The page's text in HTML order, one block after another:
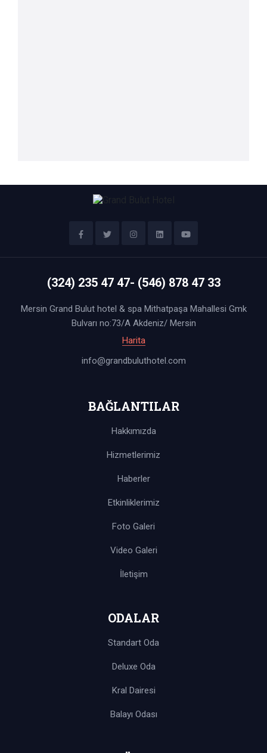
(324) 235 47 47- (546) 878 47 33
Mersin Grand Bulut hotel & spa Mithatpaşa Mahallesi Gmk
Bulvarı no:73/A Akdeniz/ Mersin
Harita
info@grandbuluthotel.com
BAĞLANTILAR
Hakkımızda
Hizmetlerimiz
Haberler
Etkinliklerimiz
Foto Galeri
Video Galeri
İletişim
ODALAR
Standart Oda
Deluxe Oda
Kral Dairesi
Balayı Odası